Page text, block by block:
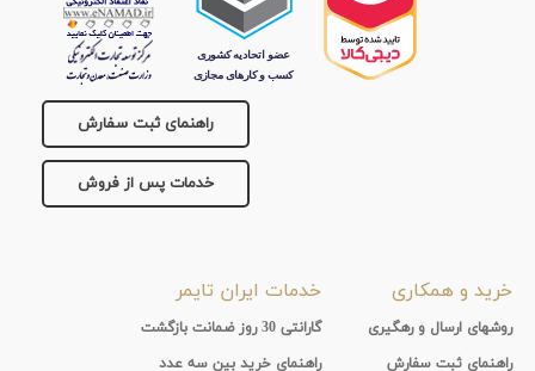
راهنمای ثبت سفارش
خدمات پس از فروش
خرید و همکاری
روشهای ارسال و رهگیری
راهنماي ثبت سفارش
خدمات ایران تایمر
گارانتی 30 روز ضمانت بازگشت
راهنمای خرید بین سه عدد